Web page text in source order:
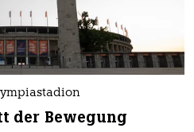
der Bewegung